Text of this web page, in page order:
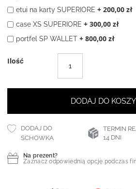
etui na karty SUPERIORE + 200,00 zł
case XS SUPERIORE + 300,00 zł
portfel SP WALLET + 800,00 zł
Ilość
DODAJ DO
DODAJ DO
SCHOWKA
TERMIN
14 DNI
Na prezent?
Zaznacz odpowiednią opcję podczas